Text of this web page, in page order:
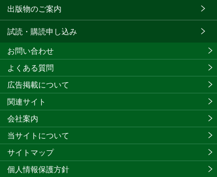
出版物のご案内
試読・購読申し込み
お問い合わせ
よくある質問
広告掲載について
関連サイト
会社案内
当サイトについて
サイトマップ
個人情報保護方針